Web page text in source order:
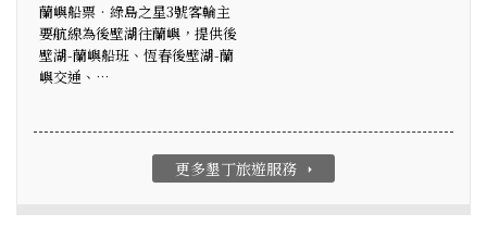
蘭嶼船票‧綠島之星3號客輪主
要航線為後壁湖往蘭嶼，提供後
壁湖-蘭嶼船班、恆春後壁湖-蘭
嶼交通、…
更多墾丁旅遊服務 arrow_right